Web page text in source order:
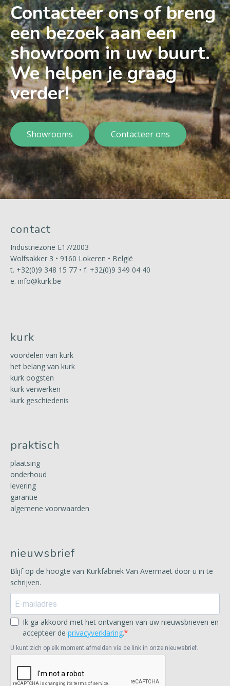
Contacteer ons of breng
een bezoek aan een
showroom in uw buurt.
We helpen je graag
verder!
Showrooms Contacteer ons
contact
Industriezone E17/2003
Wolfsakker 3 • 9160 Lokeren • België
t. +32(0)9 348 15 77 • f. +32(0)9 349 04 40
e. info@kurk.be
kurk
voordelen van kurk
het belang van kurk
kurk oogsten
kurk verwerken
kurk geschiedenis
praktisch
plaatsing
onderhoud
levering
garantie
algemene voorwaarden
nieuwsbrief
Blijf op de hoogte van Kurkfabriek Van Avermaet door u in te
schrijven.
Ik ga akkoord met het ontvangen van uw nieuwsbrieven en
accepteer de privacyverklaring.
U kunt zich op elk moment afmelden via de link in onze nieuwsbrief.